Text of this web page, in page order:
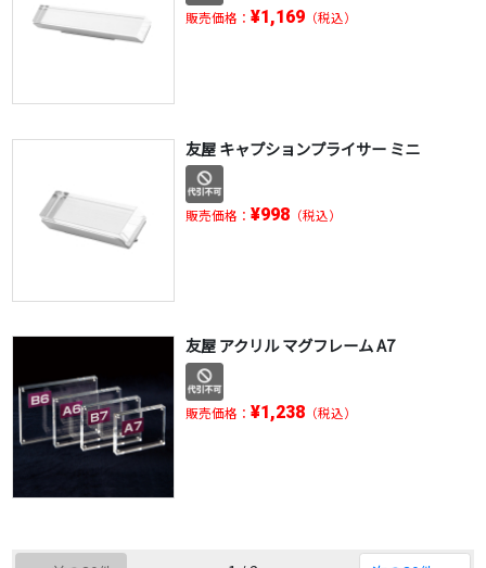
販売価格： ¥1,169（税込）
友屋 キャプションプライサー ミニ
販売価格： ¥998（税込）
友屋 アクリル マグフレーム A7
販売価格： ¥1,238（税込）